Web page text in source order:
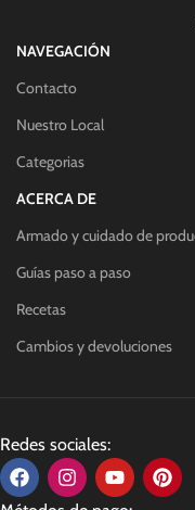
NAVEGACIÓN
Contacto
Nuestro Local
Categorias
ACERCA DE
Armado y cuidado de
Guías paso a paso
Recetas
Cambios y devoluciones
Redes sociales: